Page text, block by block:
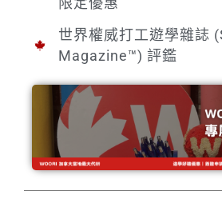
世界權威打工遊學雜誌
Magazine™) 評鑑